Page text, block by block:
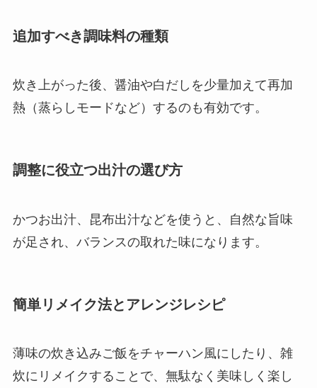
追加すべき調味料の種類
炊き上がった後、醤油や白だしを少量加えて再加
熱（蒸らしモードなど）するのも有効です。
調整に役立つ出汁の選び方
かつお出汁、昆布出汁などを使うと、自然な旨味
が足され、バランスの取れた味になります。
簡単リメイク法とアレンジレシピ
薄味の炊き込みご飯をチャーハン風にしたり、雑
炊にリメイクすることで、無駄なく美味しく楽し